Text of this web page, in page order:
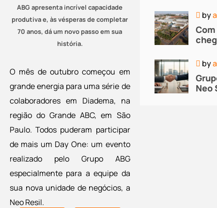
ABG apresenta incrível capacidade
produtiva e, às vésperas de completar
70 anos, dá um novo passo em sua
história.
O mês de outubro começou em
grande energia para uma série de
colaboradores em Diadema, na
região do Grande ABC, em São
Paulo. Todos puderam participar
de mais um Day One: um evento
realizado pelo Grupo ABG
especialmente para a equipe da
sua nova unidade de negócios, a
Neo Resil.
da
em
by
Com
traz
by
Neo